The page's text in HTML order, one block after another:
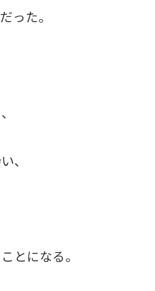
った。
、
とになる。